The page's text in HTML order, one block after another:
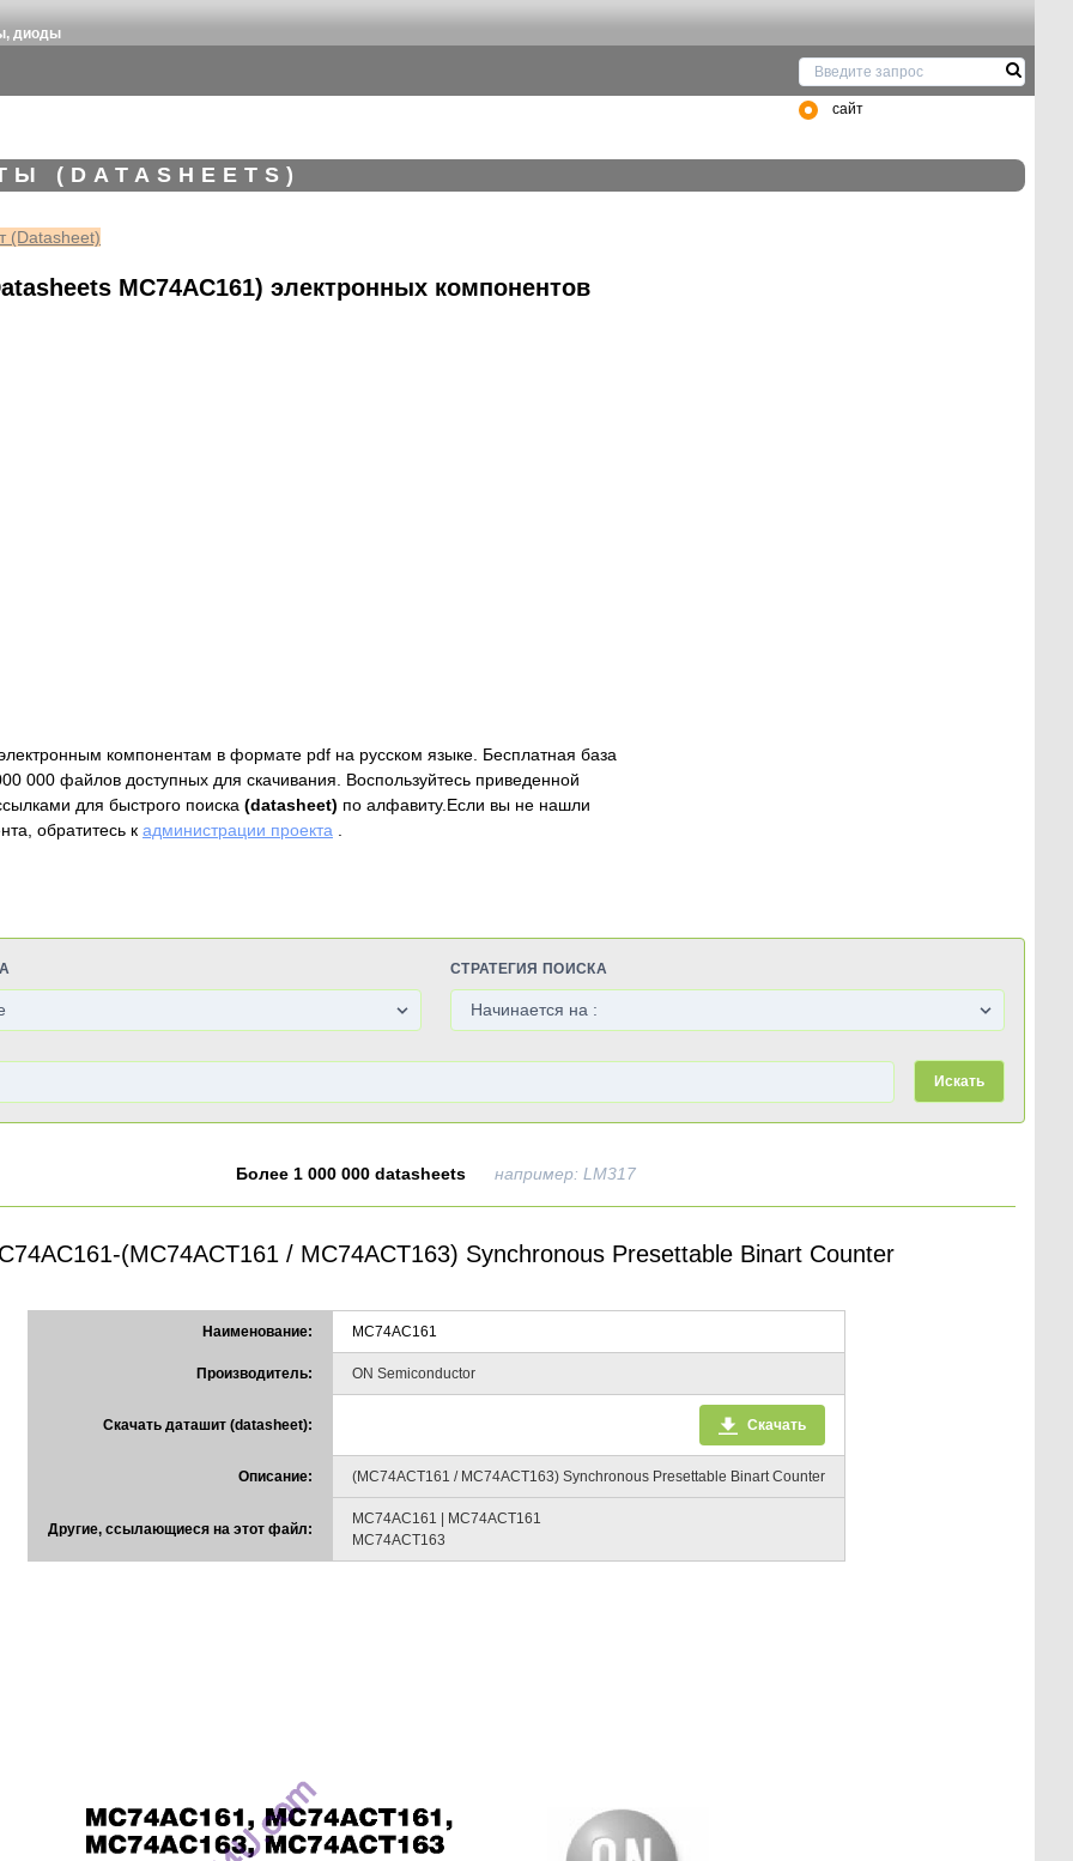
диоды
сайт
(DATASHEETS)
(Datasheet)
MC74AC161) электронных компонентов
компонентам в формате pdf на русском языке. Бесплатная база
000 файлов доступных для скачивания. Воспользуйтесь приведенной
для быстрого поиска (datasheet) по алфавиту.Если вы не нашли
обратитесь к администрации проекта .
СТРАТЕГИЯ ПОИСКА
Искать
Более 1 000 000 datasheets например: LM317
(MC74ACT161 / MC74ACT163) Synchronous Presettable Binart Counter
Наименование: MC74AC161
Производитель: ON Semiconductor
Скачать даташит (datasheet): Скачать
Описание: (MC74ACT161 / MC74ACT163) Synchronous Presettable Binart Counter
Другие, ссылающиеся на этот файл:
MC74AC161 | MC74ACT161
MC74ACT163